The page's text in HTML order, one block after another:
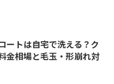
ートは自宅で洗える？ク
金相場と毛玉・形崩れ対